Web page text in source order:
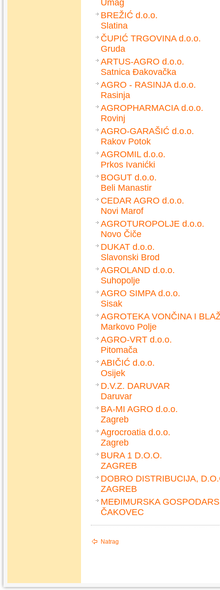
Umag
BREŽIĆ d.o.o.
Slatina
ČUPIĆ TRGOVINA d.o.o.
Gruda
ARTUS-AGRO d.o.o.
Satnica Đakovačka
AGRO - RASINJA d.o.o.
Rasinja
AGROPHARMACIA d.o.o.
Rovinj
AGRO-GARAŠIĆ d.o.o.
Rakov Potok
AGROMIL d.o.o.
Prkos Ivanićki
BOGUT d.o.o.
Beli Manastir
CEDAR AGRO d.o.o.
Novi Marof
AGROTUROPOLJE d.o.o.
Novo Čiče
DUKAT d.o.o.
Slavonski Brod
AGROLAND d.o.o.
Suhopolje
AGRO SIMPA d.o.o.
Sisak
AGROTEKA VONČINA I
Markovo Polje
AGRO-VRT d.o.o.
Pitomača
ABIČIĆ d.o.o.
Osijek
D.V.Z. DARUVAR
Daruvar
BA-MI AGRO d.o.o.
Zagreb
Agrocroatia d.o.o.
Zagreb
BURA 1 D.O.O.
ZAGREB
DOBRO DISTRIBUCIJA,
ZAGREB
MEĐIMURSKA
ČAKOVEC
Natrag